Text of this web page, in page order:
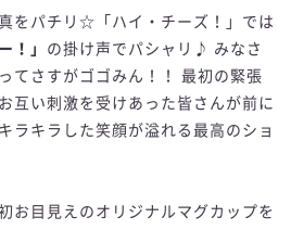
をパチリ☆「ハイ・チーズ！」では
！」 の掛け声でパシャリ♪ みなさ
てさすがゴゴみん！！ 最初の緊張
互い刺激を受けあった皆さんが前に
ラキラした笑顔が溢れる最高のショ
お目見えのオリジナルマグカップを